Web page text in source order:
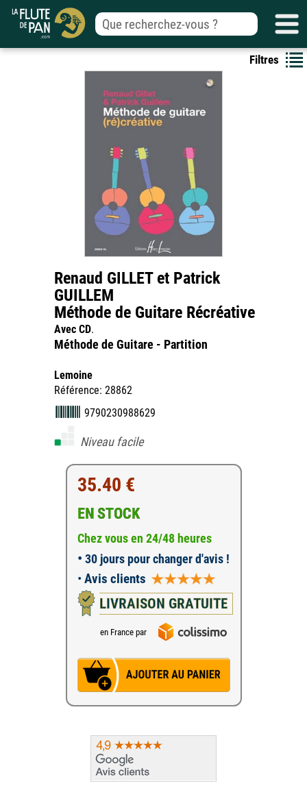
Filtres
Renaud GILLET et Patrick
GUILLEM
Méthode de Guitare Récréative
Avec CD.
Méthode de Guitare - Partition
Lemoine
Référence: 28862
9790230988629
Niveau facile
35.40 €
EN STOCK
Chez vous en 24/48 heures
• 30 jours pour changer d'avis !
• Avis clients
LIVRAISON GRATUITE
en France par